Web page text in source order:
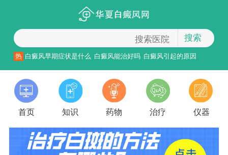
搜索
热 白癜风早期症状是什么 白癜风能治好吗 白癜风引起的原因
首页 知识 药物 治疗 仪器